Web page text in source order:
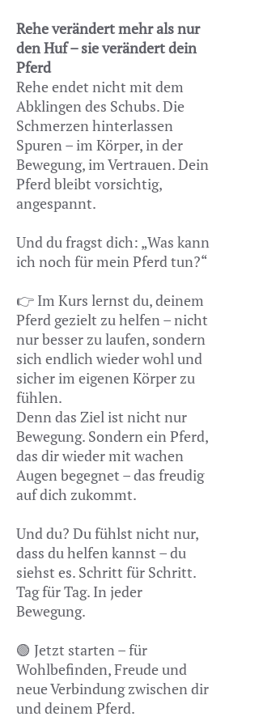
Rehe verändert mehr als nur
den Huf – sie verändert dein
Pferd
Rehe endet nicht mit dem
Abklingen des Schubs. Die
Schmerzen hinterlassen
Spuren – im Körper, in der
Bewegung, im Vertrauen. Dein
Pferd bleibt vorsichtig,
angespannt.
Und du fragst dich: „Was kann
ich noch für mein Pferd tun?“
👉 Im Kurs lernst du, deinem
Pferd gezielt zu helfen – nicht
nur besser zu laufen, sondern
sich endlich wieder wohl und
sicher im eigenen Körper zu
fühlen.
Denn das Ziel ist nicht nur
Bewegung. Sondern ein Pferd,
das dir wieder mit wachen
Augen begegnet – das freudig
auf dich zukommt.
Und du? Du fühlst nicht nur,
dass du helfen kannst – du
siehst es. Schritt für Schritt.
Tag für Tag. In jeder
Bewegung.
🟢 Jetzt starten – für
Wohlbefinden, Freude und
neue Verbindung zwischen dir
und deinem Pferd.